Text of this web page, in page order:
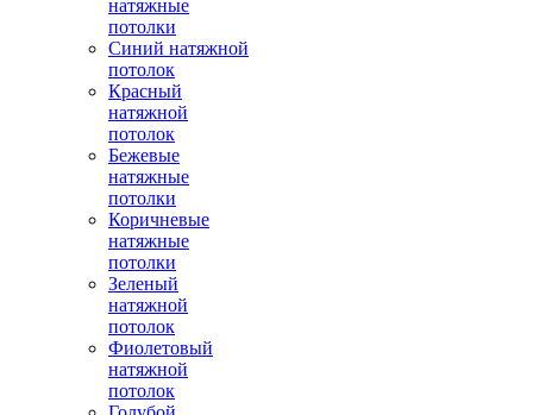
натяжные
потолки
Синий натяжной
потолок
Красный
натяжной
потолок
Бежевые
натяжные
потолки
Коричневые
натяжные
потолки
Зеленый
натяжной
потолок
Фиолетовый
натяжной
потолок